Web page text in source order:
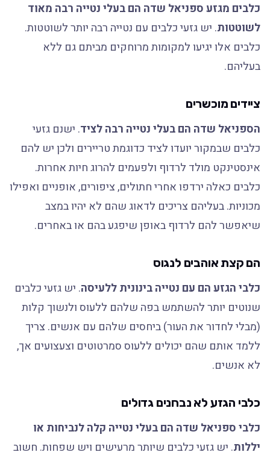
כלבים מגזע ספניאל שדה הם בעלי נטייה רבה מאוד
לשוטטות. יש גזעי כלבים עם נטייה רבה יותר לשוטטות.
כלבים אלו יגיעו למקומות מרוחקים מביתם גם ללא
בעליהם.
ציידים מוכשרים
הספניאל שדה הם בעלי נטייה רבה לציד. ישנם גזעי
כלבים שבמקור יועדו לציד כדוגמת טריירים ולכן יש להם
אינסטינקט מולד לרדוף ולפעמים להרוג חיות אחרות.
כלבים כאלה ירדפו אחרי חתולים, ציפורים, אופניים ואפילו
מכוניות. בעליהם צריכים לדאוג שהם לא יהיו במצב
שיאפשר להם לרדוף באופן שיפגע בהם או באחרים.
הם קצת אוהבים לנגוס
כלבי הגזע הם עם נטייה בינונית ללעיסה. יש גזעי כלבים
שנוטים יותר להשתמש בפה שלהם ללעוס ולנשוך קלות
(מבלי לחדור את העור) ביחסים שלהם עם אנשים. צריך
ללמד אותם שהם יכולים ללעוס סמרטוטים וצעצועים אך,
לא אנשים.
כלבי הגזע לא נבחנים גדולים
כלבי ספניאל שדה הם בעלי נטייה קלה לנביחות או
יללות. יש גזעי כלבים שיותר מרעישים ויש שפחות. חשוב